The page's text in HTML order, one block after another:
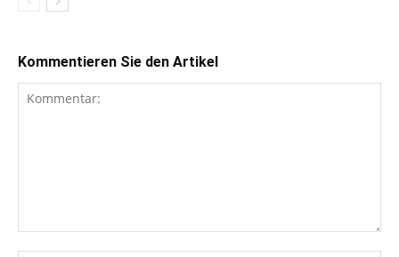
Kommentieren Sie den Artikel